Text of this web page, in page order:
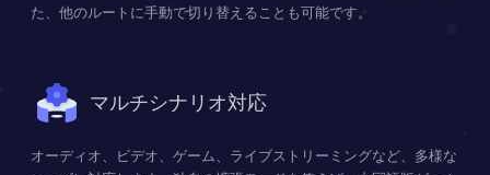
た、他のルートに手動で切り替えることも可能です。
マルチシナリオ対応
オーディオ、ビデオ、ゲーム、ライブストリーミングなど、多様な